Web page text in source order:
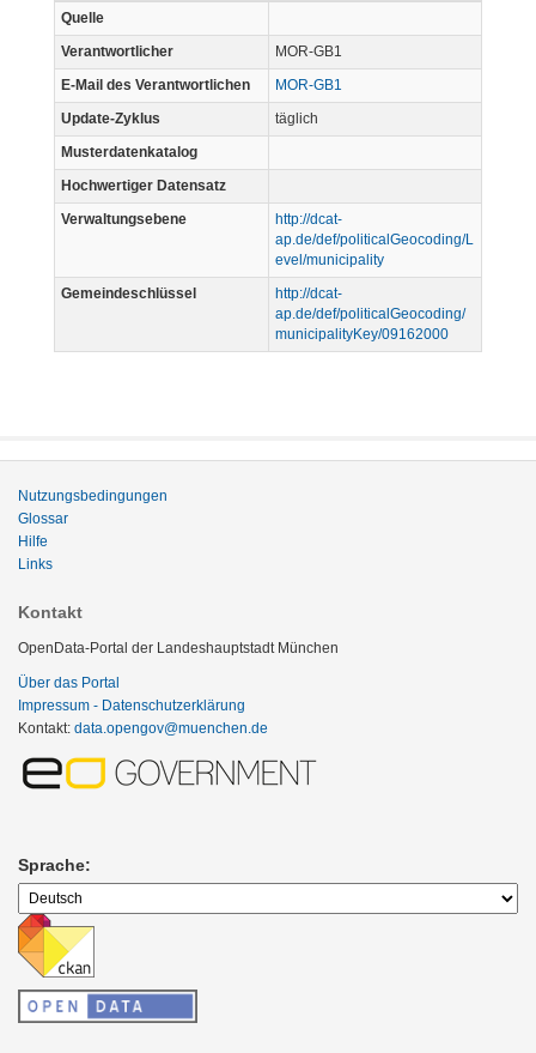
Quelle
Verantwortlicher
MOR-GB1
E-Mail des Verantwortlichen
MOR-GB1
Update-Zyklus
täglich
Musterdatenkatalog
Hochwertiger Datensatz
Verwaltungsebene
http://dcat-
ap.de/def/politicalGeocoding/L
evel/municipality
Gemeindeschlüssel
http://dcat-
ap.de/def/politicalGeocoding/
municipalityKey/09162000
Nutzungsbedingungen
Glossar
Hilfe
Links
Kontakt
OpenData-Portal der Landeshauptstadt München
Über das Portal
Impressum - Datenschutzerklärung
Kontakt: data.opengov@muenchen.de
Sprache